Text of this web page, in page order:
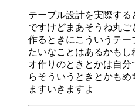
テーブル設計を実際す
ですけどまあそうね丸
作るときにこういうテ
たいなことはあるかもし
オ作りのときとかは自
らそういうときとかも
ますいきますよ